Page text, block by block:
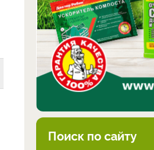
Поиск по сайту